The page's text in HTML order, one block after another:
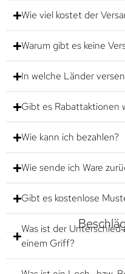
Wie viel kostet der
Warum gibt es keine
In welche Länder
Gibt es Rabattaktionen
Wie kann ich bezahlen?
Wie sende ich Ware
Gibt es kostenlose
Was ist der
einem Griff?